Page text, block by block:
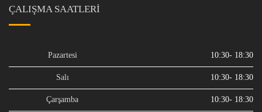
ÇALIŞMA SAATLERI
Pazartesi 10:30- 18:30
Salı 10:30- 18:30
Çarşamba 10:30- 18:30